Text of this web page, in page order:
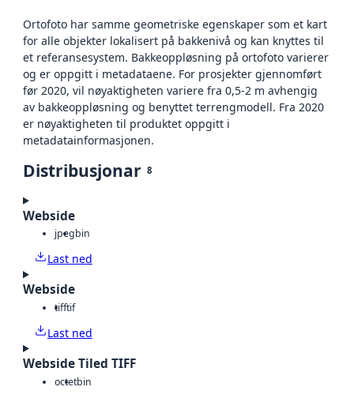
Ortofoto har samme geometriske egenskaper som et kart
for alle objekter lokalisert på bakkenivå og kan knyttes til
et referansesystem. Bakkeoppløsning på ortofoto varierer
og er oppgitt i metadataene. For prosjekter gjennomført
før 2020, vil nøyaktigheten variere fra 0,5-2 m avhengig
av bakkeoppløsning og benyttet terrengmodell. Fra 2020
er nøyaktigheten til produktet oppgitt i
metadatainformasjonen.
Distribusjonar 8
Webside
jpegbin
Last ned
Webside
tifftif
Last ned
Webside Tiled TIFF
octetbin